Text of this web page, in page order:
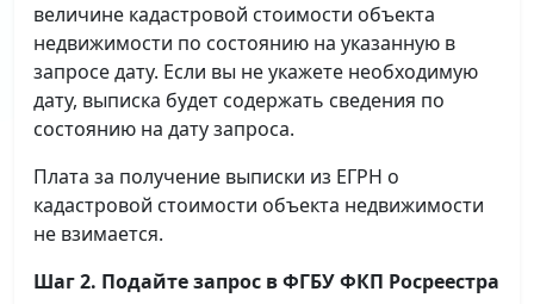
величине кадастровой стоимости объекта
недвижимости по состоянию на указанную в
запросе дату. Если вы не укажете необходимую
дату, выписка будет содержать сведения по
состоянию на дату запроса.
Плата за получение выписки из ЕГРН о
кадастровой стоимости объекта недвижимости
не взимается.
Шаг 2. Подайте запрос в ФГБУ ФКП Росреестра